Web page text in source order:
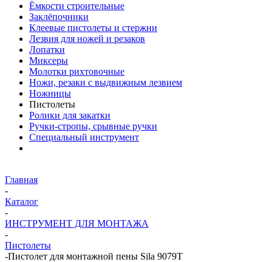
Ёмкости строительные
Заклёпочники
Клеевые пистолеты и стержни
Лезвия для ножей и резаков
Лопатки
Миксеры
Молотки рихтовочные
Ножи, резаки с выдвижным лезвием
Ножницы
Пистолеты
Ролики для закатки
Ручки-стропы, срывные ручки
Специальный инструмент
Главная
-
Каталог
-
ИНСТРУМЕНТ ДЛЯ МОНТАЖА
-
Пистолеты
-Пистолет для монтажной пены Sila 9079Т